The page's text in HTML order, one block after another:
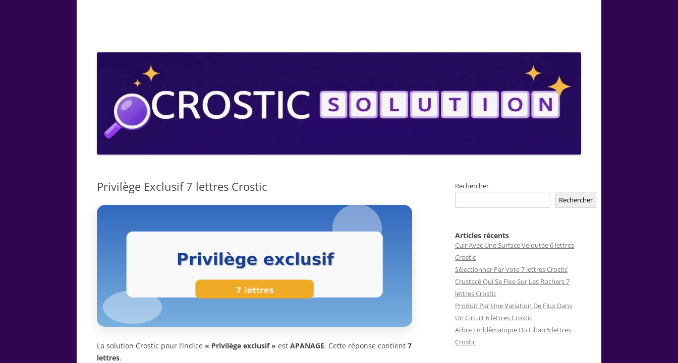
Privilège Exclusif 7 lettres Crostic
La solution Crostic pour l’indice « Privilège exclusif » est APANAGE. Cette réponse contient 7
lettres.
Rechercher
Rechercher
Articles récents
Cuir Avec Une Surface Veloutée 6 lettres
Crostic
Sélectionner Par Vote 7 lettres Crostic
Crustacé Qui Se Fixe Sur Les Rochers 7
lettres Crostic
Produit Par Une Variation De Flux Dans
Un Circuit 6 lettres Crostic
Arbre Emblématique Du Liban 5 lettres
Crostic